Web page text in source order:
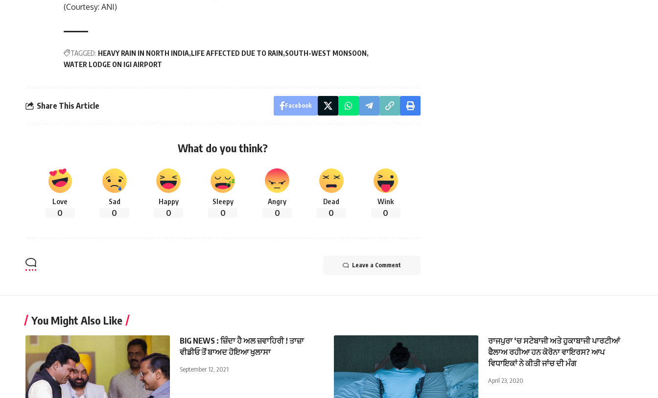
(Courtesy: ANI)
TAGGED: HEAVY RAIN IN NORTH INDIA LIFE AFFECTED DUE TO RAIN SOUTH-WEST MONSOON
WATER LODGE ON IGI AIRPORT
Share This Article Facebook
What do you think?
Love
0
Sad
0
Happy
0
Sleepy
0
Angry
0
Dead
0
Wink
0
Leave a Comment
You Might Also Like
BIG NEWS : ਜ਼ਿੰਦਾ ਹੈ ਅਲ ਜ਼ਵਾਹਿਰੀ ! ਤਾਜ਼ਾ
ਵੀਡੀਓ ਤੋਂ ਬਾਅਦ ਹੋਇਆ ਖੁਲਾਸਾ
September 12, 2021
ਰਾਜਪੁਰਾ ‘ਚ ਸਟੇਬਾਜੀ ਅਤੇ ਹੁਕਾਬਾਜੀ ਪਾਰਟੀਆਂ
ਫੈਲਾਅ ਰਹੀਆ ਹਨ ਕੋਰੋਨਾ ਵਾਇਰਸ? ਆਪ
ਵਿਧਾਇਕਾਂ ਨੇ ਕੀਤੀ ਜਾਂਚ ਦੀ ਮੰਗ
April 23, 2020